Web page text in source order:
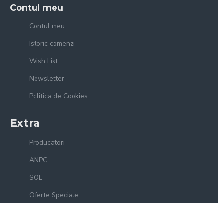
Contul meu
Contul meu
Istoric comenzi
Wish List
Newsletter
Politica de Cookies
Extra
Producatori
ANPC
SOL
Oferte Speciale